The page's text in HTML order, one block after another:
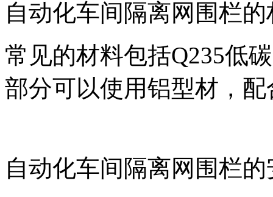
自动化车间隔离网围栏的
常见的材料包括Q235低
部分可以使用铝型材，
自动化车间隔离网围栏